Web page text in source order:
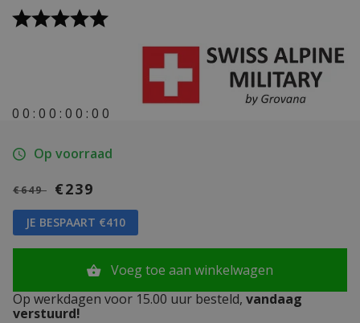
0 0 : 0 0 : 0 0 : 0 0
Op voorraad
€649 €239
JE BESPAART €410
Voeg toe aan winkelwagen
Op werkdagen voor 15.00 uur besteld, vandaag
verstuurd!